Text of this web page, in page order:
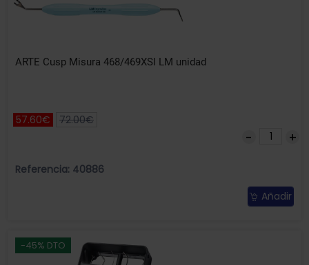
ARTE Cusp Misura 468/469XSI LM unidad
57.60€ 72.00€
Referencia: 40886
Añadir
-45% DTO